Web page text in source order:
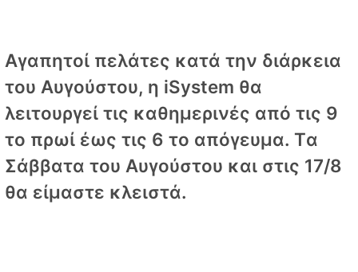
Αγαπητοί πελάτες κατά την διάρκεια
του Αυγούστου, η iSystem θα
λειτουργεί τις καθημερινές από τις 9
το πρωί έως τις 6 το απόγευμα. Tα
Σάββατα του Αυγούστου και στις 17/8
θα είμαστε κλειστά.